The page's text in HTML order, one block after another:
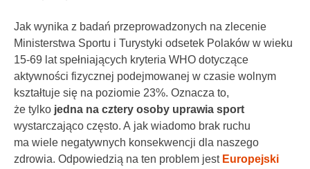
Jak wynika z badań przeprowadzonych na zlecenie
Ministerstwa Sportu i Turystyki odsetek Polaków w wieku
15-69 lat spełniających kryteria WHO dotyczące
aktywności fizycznej podejmowanej w czasie wolnym
kształtuje się na poziomie 23%. Oznacza to,
że tylko jedna na cztery osoby uprawia sport
wystarczająco często. A jak wiadomo brak ruchu
ma wiele negatywnych konsekwencji dla naszego
zdrowia. Odpowiedzią na ten problem jest Europejski